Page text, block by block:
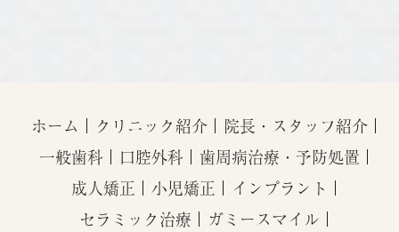
ホーム クリニック紹介
院長・スタッフ紹介
一般歯科
口腔外科
歯周病治療・予防処置
成人矯正
小児矯正
インプラント
セラミック治療
ガミースマイル